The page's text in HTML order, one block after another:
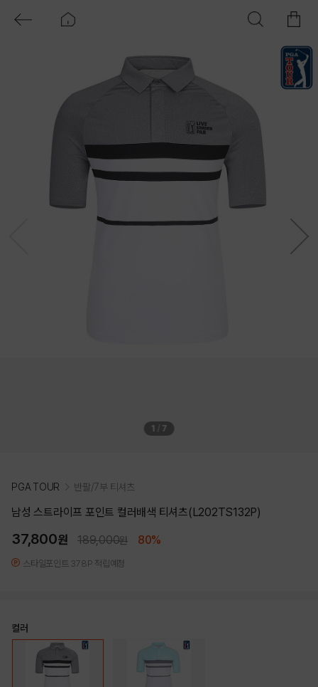
1 7
PGA TOUR 반팔/7부 티셔츠
남성 스트라이프 포인트 컬러배색 티셔츠(L202TS132P)
37,800원 189,000원 80%
스타일포인트 378P 적립예정
컬러